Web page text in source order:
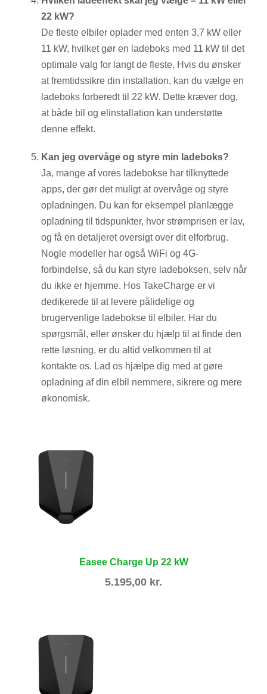
22 kW?
De fleste elbiler oplader med enten 3,7 kW eller
11 kW, hvilket gør en ladeboks med 11 kW til det
optimale valg for langt de fleste. Hvis du ønsker
at fremtidssikre din installation, kan du vælge en
ladeboks forberedt til 22 kW. Dette kræver dog,
at både bil og elinstallation kan understøtte
denne effekt.
Kan jeg overvåge og styre min ladeboks?
Ja, mange af vores ladebokse har tilknyttede
apps, der gør det muligt at overvåge og styre
opladningen. Du kan for eksempel planlægge
opladning til tidspunkter, hvor strømprisen er lav,
og få en detaljeret oversigt over dit elforbrug.
Nogle modeller har også WiFi og 4G-
forbindelse, så du kan styre ladeboksen, selv når
du ikke er hjemme. Hos TakeCharge er vi
dedikerede til at levere pålidelige og
brugervenlige ladebokse til elbiler. Har du
spørgsmål, eller ønsker du hjælp til at finde den
rette løsning, er du altid velkommen til at
kontakte os. Lad os hjælpe dig med at gøre
opladning af din elbil nemmere, sikrere og mere
økonomisk.
Easee Charge Up 22 kW
5.195,00 kr.